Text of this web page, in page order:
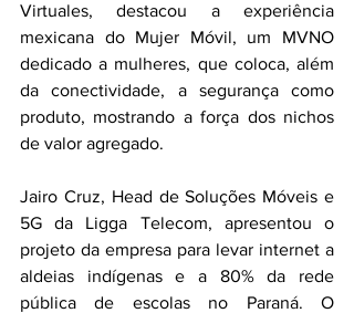
Virtuales, destacou a experiência
mexicana do Mujer Móvil, um MVNO
dedicado a mulheres, que coloca, além
da conectividade, a segurança como
produto, mostrando a força dos nichos
de valor agregado.
Jairo Cruz, Head de Soluções Móveis e
5G da Ligga Telecom, apresentou o
projeto da empresa para levar internet a
aldeias indígenas e a 80% da rede
pública de escolas no Paraná. O